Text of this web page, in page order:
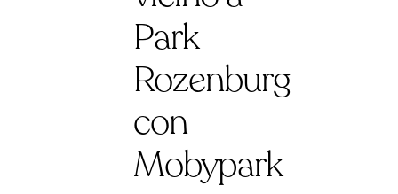
Park
Rozenburg
con
Mobypark